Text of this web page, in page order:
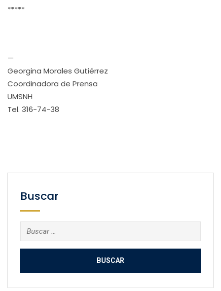
*****
—
Georgina Morales Gutiérrez
Coordinadora de Prensa
UMSNH
Tel. 316-74-38
Buscar
Buscar: